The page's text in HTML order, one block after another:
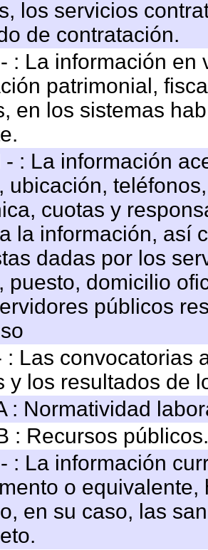
los servicios
de contratación.
: La información
patrimonial,
en los sistemas
- : La información
ubicación,
cuotas y
la información, así
dadas por los
puesto, domicilio
públicos
: Las convocatorias
y los resultados de
: Normatividad
: Recursos públicos.
: La información
o
en su caso, las